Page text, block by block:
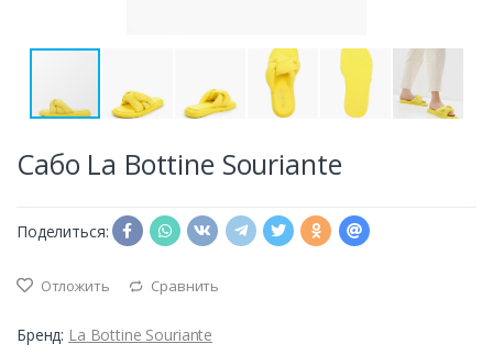
Сабо La Bottine Souriante
Поделиться:
Отложить Сравнить
Бренд: La Bottine Souriante